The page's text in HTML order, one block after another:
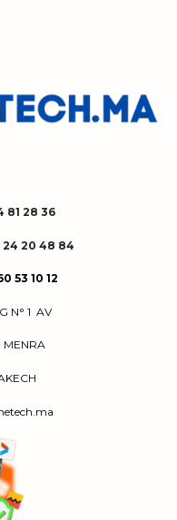
81 28 36
24 20 48 84
53 10 12
N° 1 AV
MENRA